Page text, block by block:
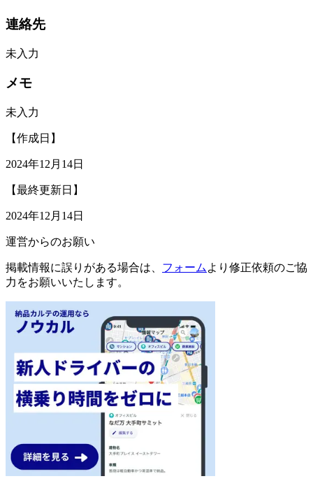
連絡先
未入力
メモ
未入力
【作成日】
2024年12月14日
【最終更新日】
2024年12月14日
運営からのお願い
掲載情報に誤りがある場合は、 フォーム より修正依頼のご協
力をお願いいたします。